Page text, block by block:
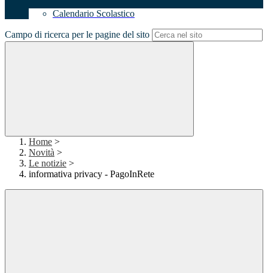
Calendario Scolastico
Campo di ricerca per le pagine del sito
Home >
Novità >
Le notizie >
informativa privacy - PagoInRete